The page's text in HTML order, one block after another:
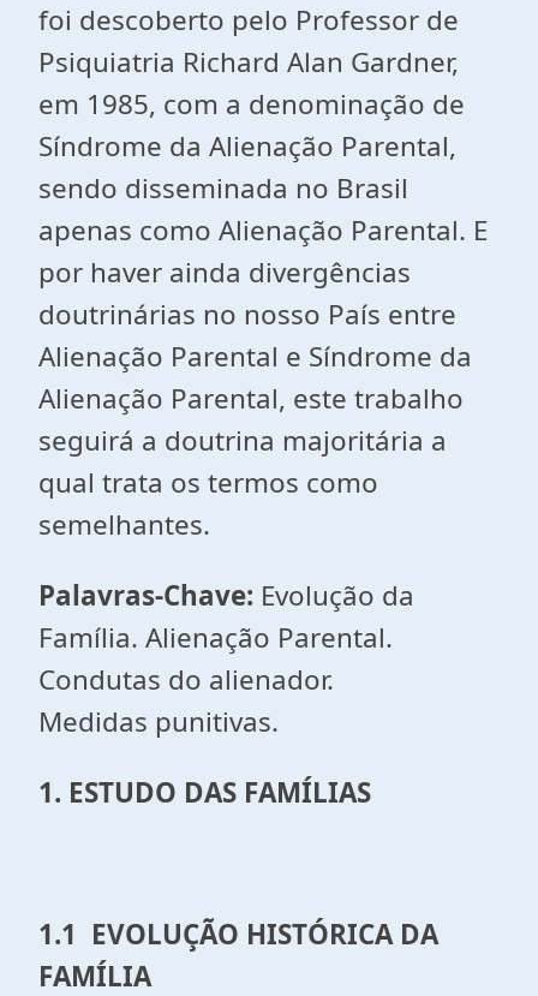
foi descoberto pelo Professor de
Psiquiatria Richard Alan Gardner,
em 1985, com a denominação de
Síndrome da Alienação Parental,
sendo disseminada no Brasil
apenas como Alienação Parental. E
por haver ainda divergências
doutrinárias no nosso País entre
Alienação Parental e Síndrome da
Alienação Parental, este trabalho
seguirá a doutrina majoritária a
qual trata os termos como
semelhantes.
Palavras-Chave: Evolução da
Família. Alienação Parental.
Condutas do alienador.
Medidas punitivas.
1. ESTUDO DAS FAMÍLIAS
1.1 EVOLUÇÃO HISTÓRICA DA
FAMÍLIA